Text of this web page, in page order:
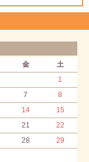
金
土
1
7
8
14
15
21
22
28
29